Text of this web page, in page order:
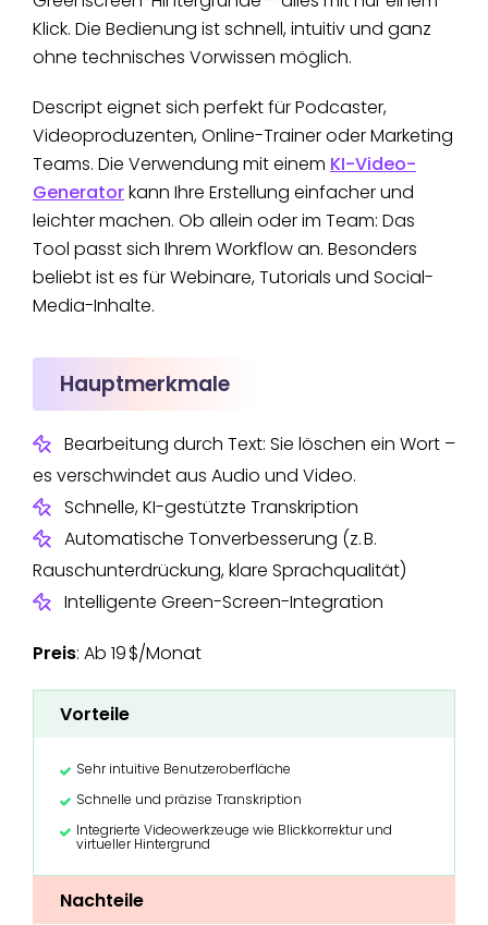
Klick. Die Bedienung ist schnell, intuitiv und ganz
ohne technisches Vorwissen möglich.
Descript eignet sich perfekt für Podcaster,
Videoproduzenten, Online-Trainer oder Marketing
Teams. Die Verwendung mit einem KI-Video-
Generatorkann Ihre Erstellung einfacher und
leichter machen. Ob allein oder im Team: Das
Tool passt sich Ihrem Workflow an. Besonders
beliebt ist es für Webinare, Tutorials und Social-
Media-Inhalte.
Hauptmerkmale
Bearbeitung durch Text: Sie löschen ein Wort –
es verschwindet aus Audio und Video.
Schnelle, KI-gestützte Transkription
Automatische Tonverbesserung (z. B.
Rauschunterdrückung, klare Sprachqualität)
Intelligente Green-Screen-Integration
Preis: Ab 19 $/Monat
Vorteile
Sehr intuitive Benutzeroberfläche
Schnelle und präzise Transkription
Integrierte Videowerkzeuge wie Blickkorrektur und
virtueller Hintergrund
Nachteile